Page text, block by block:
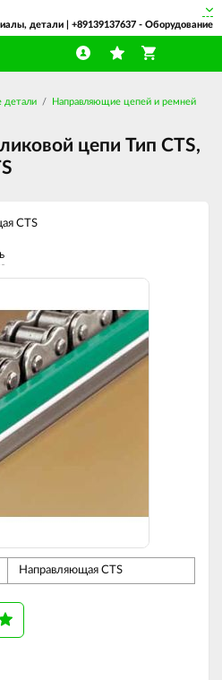
детали | +89139137637 - Оборудование
детали
Направляющие цепей и ремней
цепи Тип CTS,
CTS
Направляющая CTS